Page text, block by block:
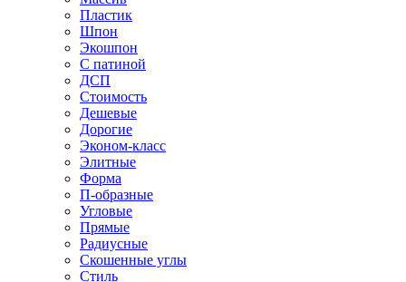
Пластик
Шпон
Экошпон
С патиной
ДСП
Стоимость
Дешевые
Дорогие
Эконом-класс
Элитные
Форма
П-образные
Угловые
Прямые
Радиусные
Скошенные углы
Стиль